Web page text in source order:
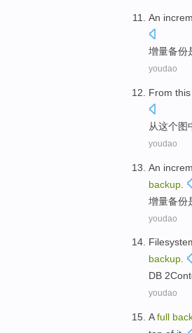
An
增量备份
youdao
From this
从这个图
youdao
An
backup
增量备份
youdao
backup.
DB 2
youdao
Afull